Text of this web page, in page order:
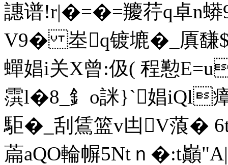
譓谱!r|�=�=羻荇q卓n蟒
V9� 峚q镀塶�_厧馦
蟬娼i关X曾:伋( 程懃
霟l�8_釒o詸}`娼
駏�_刮鵀篮v凷V蒗�
萹aQO輪幈5Ntｎ�:t巓